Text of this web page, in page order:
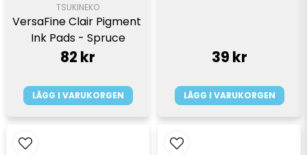
TSUKINEKO
VersaFine Clair Pigment
Ink Pads - Spruce
82 kr
LÄGG I VARUKORGEN
39 kr
LÄGG I VARUKORGEN